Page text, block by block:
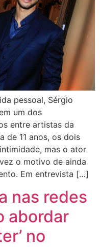
pessoal, Sérgio
um dos
entre artistas da
de 11 anos, os dois
mas o ator
o motivo de ainda
Em entrevista […]
nas redes
abordar
no